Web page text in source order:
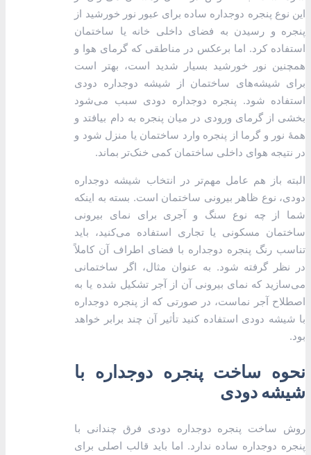
این نوع پنجره دوجداره ساده برای عبور نور خورشید از
پنجره و رسیدن به فضای داخلی خانه یا ساختمان
استفاده کرد. اما برعکس در مناطقی که گرمای هوا و
همچنین نور خورشید بسیار شدید است، بهتر است
برای شیشه‌های ساختمان از شیشه دوجداره دودی
استفاده شود. پنجره دوجداره دودی سبب می‌شود
بخشی از گرمای ورودی در میان پنجره به دام بیافتد و
همۀ نور و گرما از پنجره وارد ساختمان یا منزل شود و
در نتیجه هوای داخلی ساختمان کمی خنک‌تر بماند.
البته باز هم عامل مهم‌تر در انتخاب شیشه دوجداره
دودی، نوع ظاهر بیرونی ساختمان است. بسته به اینکه
شما از چه نوع سنگ و آجری برای نمای بیرونی
ساختمان مسکونی یا تجاری استفاده می‌کنید، باید
تناسب رنگ پنجره دو‌جداره با فضای اطراف آن کاملاً
در نظر گرفته شود. به عنوان مثال، اگر ساختمانی
می‌سازید که نمای بیرونی آن از آجر تشکیل شده یا به
اصطلاح آجر نماست، در صورتی که از پنجره دوجداره
با شیشه دودی استفاده کنید تأثیر آن چند برابر خواهد
بود.
نحوه ساخت پنجره دوجداره با
شیشه دودی
روش ساخت پنجره دوجداره دودی فرق چندانی با
پنجره دوجداره ساده ندارد. اما باید قالب اصلی برای